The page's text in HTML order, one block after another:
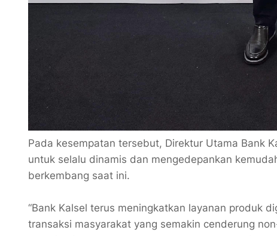
Pada kesempatan tersebut, Direktur Utama Bank
untuk selalu dinamis dan mengedepankan
berkembang saat ini.
“Bank Kalsel terus meningkatkan layanan produk
transaksi masyarakat yang semakin cenderung